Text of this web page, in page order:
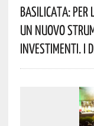
Basilicata: Per
Un Nuovo
Investimenti. I